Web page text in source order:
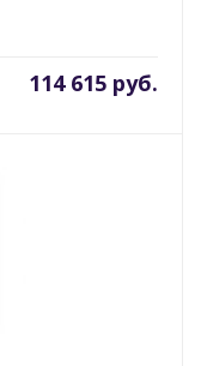
114 615 руб.